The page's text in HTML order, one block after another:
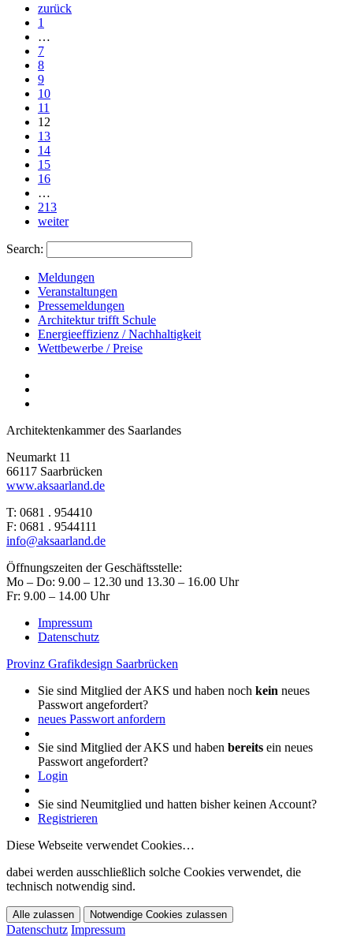
zurück
1
…
7
8
9
10
11
12
13
14
15
16
…
213
weiter
Search:
Meldungen
Veranstaltungen
Pressemeldungen
Architektur trifft Schule
Energieeffizienz / Nachhaltigkeit
Wettbewerbe / Preise
Architektenkammer des Saarlandes
Neumarkt 11
66117 Saarbrücken
www.aksaarland.de
T: 0681 . 954410
F: 0681 . 9544111
info@aksaarland.de
Öffnungszeiten der Geschäftsstelle:
Mo – Do: 9.00 – 12.30 und 13.30 – 16.00 Uhr
Fr: 9.00 – 14.00 Uhr
Impressum
Datenschutz
Provinz Grafikdesign Saarbrücken
Sie sind Mitglied der AKS und haben noch kein neues
Passwort angefordert?
neues Passwort anfordern
Sie sind Mitglied der AKS und haben bereits ein neues
Passwort angefordert?
Login
Sie sind Neumitglied und hatten bisher keinen Account?
Registrieren
Diese Webseite verwendet Cookies…
dabei werden ausschließlich solche Cookies verwendet, die
technisch notwendig sind.
Alle zulassen Notwendige Cookies zulassen
Datenschutz Impressum